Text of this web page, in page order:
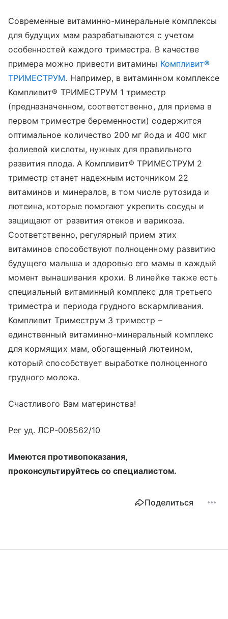
Современные витаминно-минеральные комплексы
для будущих мам разрабатываются с учетом
особенностей каждого триместра. В качестве
примера можно привести витамины Компливит®
ТРИМЕСТРУМ. Например, в витаминном комплексе
Компливит® ТРИМЕСТРУМ 1 триместр
(предназначенном, соответственно, для приема в
первом триместре беременности) содержится
оптимальное количество 200 мг йода и 400 мкг
фолиевой кислоты, нужных для правильного
развития плода. А Компливит® ТРИМЕСТРУМ 2
триместр станет надежным источником 22
витаминов и минералов, в том числе рутозида и
лютеина, которые помогают укрепить сосуды и
защищают от развития отеков и варикоза.
Соответственно, регулярный прием этих
витаминов способствуют полноценному развитию
будущего малыша и здоровью его мамы в каждый
момент вынашивания крохи. В линейке также есть
специальный витаминный комплекс для третьего
триместра и периода грудного вскармливания.
Компливит Триместрум 3 триместр –
единственный витаминно-минеральный комплекс
для кормящих мам, обогащенный лютеином,
который способствует выработке полноценного
грудного молока.
Счастливого Вам материнства!
Рег уд. ЛСР-008562/10
Имеются противопоказания,
проконсультируйтесь со специалистом.
Поделиться